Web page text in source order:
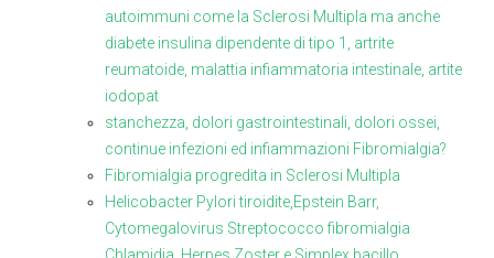
autoimmuni come la Sclerosi Multipla ma anche
diabete insulina dipendente di tipo 1, artrite
reumatoide, malattia infiammatoria intestinale, artite
iodopat
stanchezza, dolori gastrointestinali, dolori ossei,
continue infezioni ed infiammazioni Fibromialgia?
Fibromialgia progredita in Sclerosi Multipla
Helicobacter Pylori tiroidite,Epstein Barr,
Cytomegalovirus Streptococco fibromialgia